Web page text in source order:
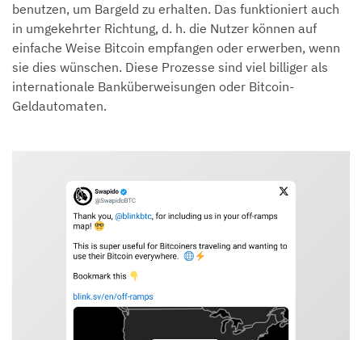
benutzen, um Bargeld zu erhalten. Das funktioniert auch
in umgekehrter Richtung, d. h. die Nutzer können auf
einfache Weise Bitcoin empfangen oder erwerben, wenn
sie dies wünschen. Diese Prozesse sind viel billiger als
internationale Banküberweisungen oder Bitcoin-
Geldautomaten.